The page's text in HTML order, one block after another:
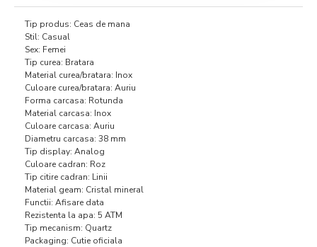
Tip produs: Ceas de mana
Stil: Casual
Sex: Femei
Tip curea: Bratara
Material curea/bratara: Inox
Culoare curea/bratara: Auriu
Forma carcasa: Rotunda
Material carcasa: Inox
Culoare carcasa: Auriu
Diametru carcasa: 38 mm
Tip display: Analog
Culoare cadran: Roz
Tip citire cadran: Linii
Material geam: Cristal mineral
Functii: Afisare data
Rezistenta la apa: 5 ATM
Tip mecanism: Quartz
Packaging: Cutie oficiala